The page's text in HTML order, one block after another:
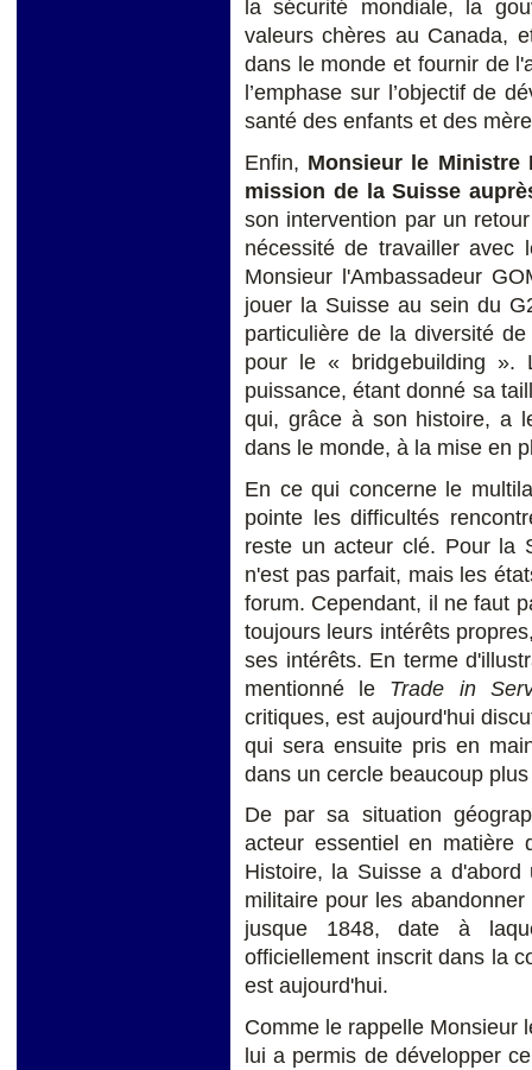
la sécurité mondiale, la
valeurs chères au Canada,
dans le monde et fournir de
l’emphase sur l’objectif de
santé des enfants et des
Enfin, Monsieur le Ministre
mission de la Suisse
son intervention par un
nécessité de travailler avec
Monsieur l'Ambassadeur
jouer la Suisse au sein du
particulière de la diversité
pour le « bridgebuilding ».
puissance, étant donné sa
qui, grâce à son histoire, a
dans le monde, à la mise en
En ce qui concerne le
pointe les difficultés
reste un acteur clé. Pour la
n'est pas parfait, mais les
forum. Cependant, il ne faut
toujours leurs intérêts
ses intérêts. En terme
mentionné le Trade in
critiques, est aujourd'hui
qui sera ensuite pris en
dans un cercle beaucoup
De par sa situation
acteur essentiel en matière
Histoire, la Suisse a d'abord
militaire pour les
jusque 1848, date à
officiellement inscrit dans la
est aujourd'hui.
Comme le rappelle Monsieur
lui a permis de développer